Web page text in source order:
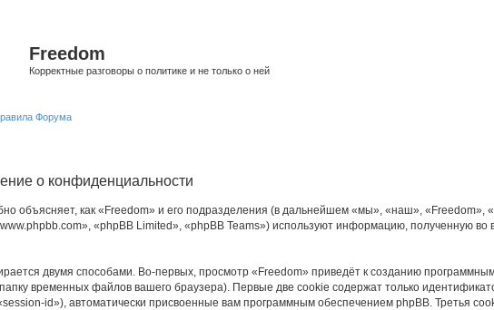
Freedom
Корректные разговоры о политике и не только о ней
Форума
о конфиденциальности
объясняет, как «Freedom» и его подразделения (в дальнейшем «мы», «наш»,
«phpBB Limited», «phpBB Teams») используют информацию, полученную
двумя способами. Во-первых, просмотр «Freedom» приведёт к созданию
временных файлов вашего браузера). Первые две cookie содержат только
id»), автоматически присвоенные вам программным обеспечением phpBB. Третья